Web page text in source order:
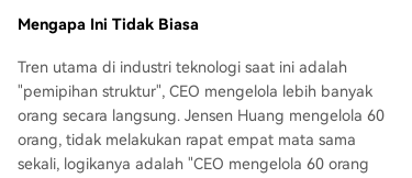
n puncak. Intinya, struktur organisasi dirancang
untuk melindungi waktu CEO sebagai sumber d
aya paling langka.
Mengapa Ini Tidak Biasa
Tren utama di industri teknologi saat ini adalah
"pemipihan struktur", CEO mengelola lebih banyak
orang secara langsung. Jensen Huang mengelola 60
orang, tidak melakukan rapat empat mata sama
sekali, logikanya adalah "CEO mengelola 60 orang